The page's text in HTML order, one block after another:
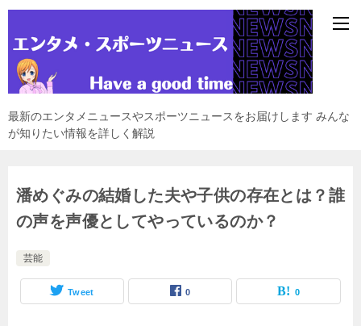
最新のエンタメニュースやスポーツニュースをお届けします みんな
が知りたい情報を詳しく解説
潘めぐみの結婚した夫や子供の存在とは？誰
の声を声優としてやっているのか？
芸能
Tweet 0 0